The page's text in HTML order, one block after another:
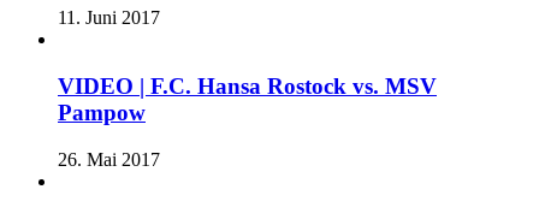
11. Juni 2017
VIDEO | F.C. Hansa Rostock vs. MSV
Pampow
26. Mai 2017